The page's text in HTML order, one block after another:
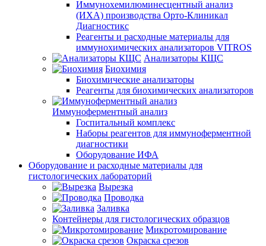
Иммунохемилюминесцентный анализ
(ИХА) производства Орто-Клиникал
Диагностикс
Реагенты и расходные материалы для
иммунохимических анализаторов VITROS
Анализаторы КЩС
Биохимия
Биохимические анализаторы
Реагенты для биохимических анализаторов
Иммуноферментный анализ
Госпитальный комплекс
Наборы реагентов для иммуноферментной
диагностики
Оборудование ИФА
Оборудование и расходные материалы для
гистологических лабораторий
Вырезка
Проводка
Заливка
Контейнеры для гистологических образцов
Микротомирование
Окраска срезов